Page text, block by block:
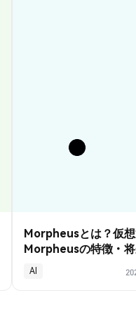
Morpheusとは？仮
Morpheusの特徴・
AI